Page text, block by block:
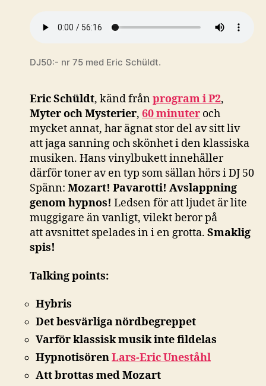
DJ50:- nr 75 med Eric Schüldt.
EricSchüldt, känd frånprogram i P2,
Myter och Mysterier, 60 minuter och
mycket annat, har ägnat stor del av sitt liv
att jaga sanning och skönhet i den klassiska
musiken. Hans vinylbukett innehåller
därför toner av en typ som sällan hörs i DJ 50
Spänn: Mozart! Pavarotti! Avslappning
genom hypnos! Ledsen för att ljudet är lite
muggigare än vanligt, vilekt beror på
att avsnittet spelades in i en grotta. Smaklig
spis!
Talking points:
Hybris
Det besvärliga nördbegreppet
Varför klassisk musik inte fildelas
HypnotisörenLars-Eric Uneståhl
Att brottas med Mozart